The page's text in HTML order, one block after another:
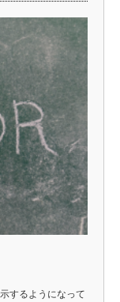
するようになって